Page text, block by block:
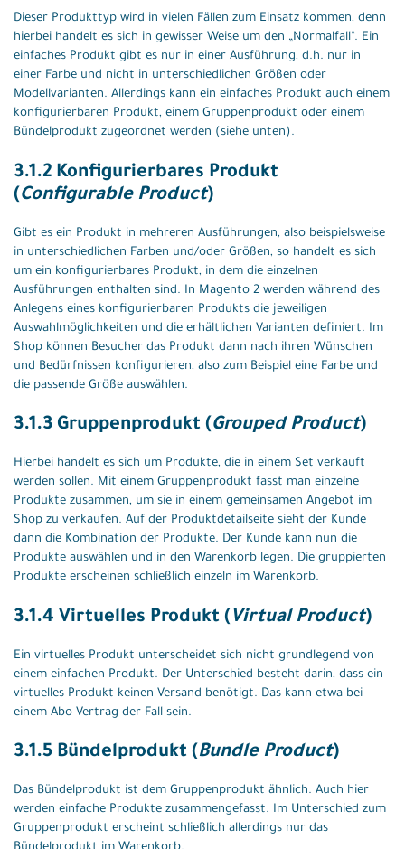
Dieser Produkttyp wird in vielen Fällen zum Einsatz kommen, denn
hierbei handelt es sich in gewisser Weise um den „Normalfall“. Ein
einfaches Produkt gibt es nur in einer Ausführung, d.h. nur in
einer Farbe und nicht in unterschiedlichen Größen oder
Modellvarianten. Allerdings kann ein einfaches Produkt auch einem
konfigurierbaren Produkt, einem Gruppenprodukt oder einem
Bündelprodukt zugeordnet werden (siehe unten).
3.1.2 Konfigurierbares Produkt
(Configurable Product)
Gibt es ein Produkt in mehreren Ausführungen, also beispielsweise
in unterschiedlichen Farben und/oder Größen, so handelt es sich
um ein konfigurierbares Produkt, in dem die einzelnen
Ausführungen enthalten sind. In Magento 2 werden während des
Anlegens eines konfigurierbaren Produkts die jeweiligen
Auswahlmöglichkeiten und die erhältlichen Varianten definiert. Im
Shop können Besucher das Produkt dann nach ihren Wünschen
und Bedürfnissen konfigurieren, also zum Beispiel eine Farbe und
die passende Größe auswählen.
3.1.3 Gruppenprodukt (Grouped Product)
Hierbei handelt es sich um Produkte, die in einem Set verkauft
werden sollen. Mit einem Gruppenprodukt fasst man einzelne
Produkte zusammen, um sie in einem gemeinsamen Angebot im
Shop zu verkaufen. Auf der Produktdetailseite sieht der Kunde
dann die Kombination der Produkte. Der Kunde kann nun die
Produkte auswählen und in den Warenkorb legen. Die gruppierten
Produkte erscheinen schließlich einzeln im Warenkorb.
3.1.4 Virtuelles Produkt (Virtual Product)
Ein virtuelles Produkt unterscheidet sich nicht grundlegend von
einem einfachen Produkt. Der Unterschied besteht darin, dass ein
virtuelles Produkt keinen Versand benötigt. Das kann etwa bei
einem Abo-Vertrag der Fall sein.
3.1.5 Bündelprodukt (Bundle Product)
Das Bündelprodukt ist dem Gruppenprodukt ähnlich. Auch hier
werden einfache Produkte zusammengefasst. Im Unterschied zum
Gruppenprodukt erscheint schließlich allerdings nur das